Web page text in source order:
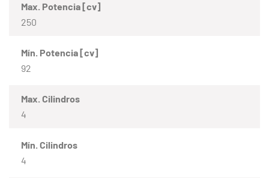
Max. Potencia [cv]
250
Mín. Potencia [cv]
92
Max. Cilindros
4
Mín. Cilindros
4